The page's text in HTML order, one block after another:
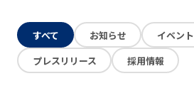
よくある質問
KOTO COLLECTION
卒業生インタビュー
募集要項
学費・助成金
すべて お知らせ
イベント
プレスリリース
採用情報